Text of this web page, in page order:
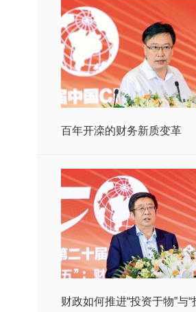
百年开滦的财务新质变革
财政如何推进“投资于物”与“